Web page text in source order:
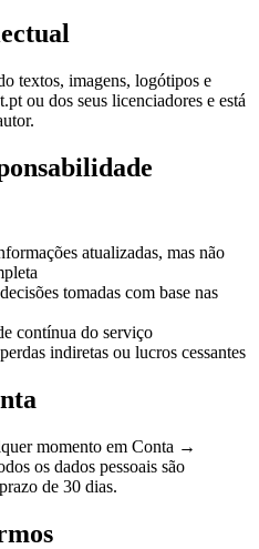
textos, imagens, logótipos e
ou dos seus licenciadores e está
atualizadas, mas não
tomadas com base nas
contínua do serviço
indiretas ou lucros cessantes
momento em Conta →
os dados pessoais são
de 30 dias.